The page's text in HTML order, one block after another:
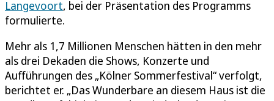
Langevoort, bei der Präsentation des Programms
formulierte.
Mehr als 1,7 Millionen Menschen hätten in den mehr
als drei Dekaden die Shows, Konzerte und
Aufführungen des „Kölner Sommerfestival“ verfolgt,
berichtet er. „Das Wunderbare an diesem Haus ist die